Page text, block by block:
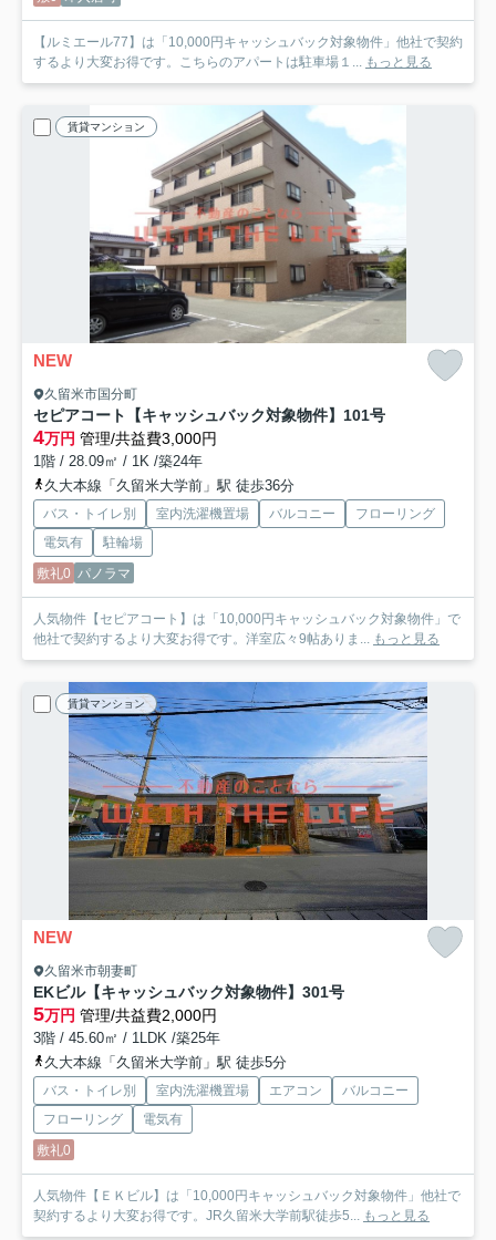
【ルミエール77】は「10,000円キャッシュバック対象物件」他社で契約
するより大変お得です。こちらのアパートは駐車場１... もっと見る
賃貸マンション
NEW
久留米市国分町
セピアコート【キャッシュバック対象物件】 101号
4万円 管理/共益費3,000円
1階 / 28.09㎡ / 1K /築24年
久大本線「久留米大学前」駅 徒歩36分
バス・トイレ別 室内洗濯機置場 バルコニー
フローリング
電気有
駐輪場
敷礼0 パノラマ
人気物件【セピアコート】は「10,000円キャッシュバック対象物件」で
他社で契約するより大変お得です。洋室広々9帖ありま... もっと見る
賃貸マンション
NEW
久留米市朝妻町
EKビル【キャッシュバック対象物件】 301号
5万円 管理/共益費2,000円
3階 / 45.60㎡ / 1LDK /築25年
久大本線「久留米大学前」駅 徒歩5分
バス・トイレ別 室内洗濯機置場 エアコン
バルコニー
フローリング
電気有
敷礼0
人気物件【ＥＫビル】は「10,000円キャッシュバック対象物件」他社で
契約するより大変お得です。JR久留米大学前駅徒歩5... もっと見る